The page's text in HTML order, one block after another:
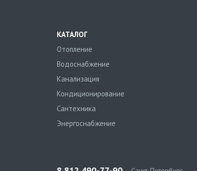
КАТАЛОГ
Отопление
Водоснабжение
Канализация
Кондиционирование
Сантехника
Энергоснабжение